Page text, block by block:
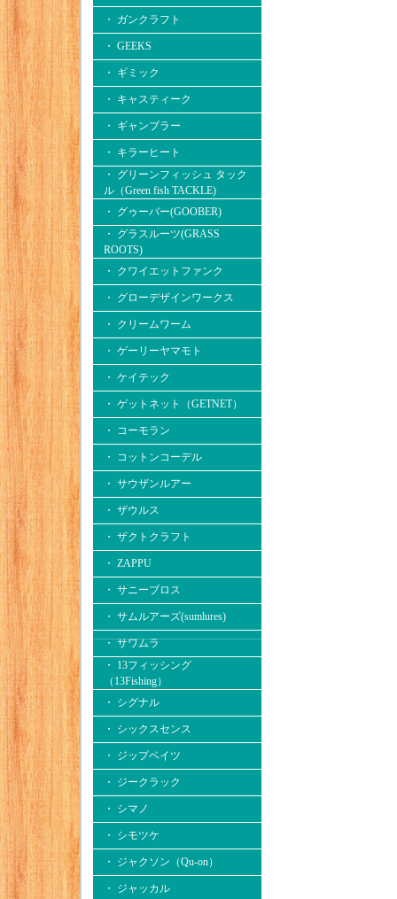
・ ガンクラフト
・ GEEKS
・ ギミック
・ キャスティーク
・ ギャンブラー
・ キラーヒート
・ グリーンフィッシュ タック
ル（Green fish TACKLE)
・ グゥーバー(GOOBER)
・ グラスルーツ(GRASS
ROOTS)
・ クワイエットファンク
・ グローデザインワークス
・ クリームワーム
・ ゲーリーヤマモト
・ ケイテック
・ ゲットネット（GETNET）
・ コーモラン
・ コットンコーデル
・ サウザンルアー
・ ザウルス
・ ザクトクラフト
・ ZAPPU
・ サニーブロス
・ サムルアーズ(sumlures)
・ サワムラ
・ 13フィッシング
（13Fishing）
・ シグナル
・ シックスセンス
・ ジップベイツ
・ ジークラック
・ シマノ
・ シモツケ
・ ジャクソン（Qu-on）
・ ジャッカル